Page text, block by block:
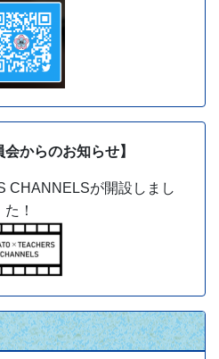
会からのお知らせ】
CHANNELSが開設しまし
た！